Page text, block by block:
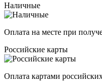
Наличные
Оплата на месте при
Российские карты
Оплата картами